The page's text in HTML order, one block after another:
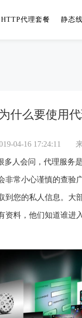
HTTP代理套餐 静态
为什么要使用
04-16 17:24:11
人会问，代理服务
非常小心谨慎的查验
到您的私人信息。
资料，他们知道谁